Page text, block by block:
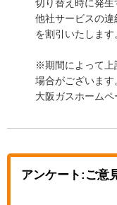
切り替え時に発生
他社サービスの
を割引いたします
※期間によって上
場合がございます
大阪ガスホームペ
アンケート:ご意